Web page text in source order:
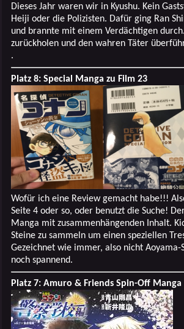
Dieses Jahr waren wir in Kyushu. Kein
Heiji oder die Polizisten. Dafür ging Ran
und brannte mit einem Verdächtigen
zurückholen und den wahren Täter
.
Platz 8: Special Manga zu Film 23
Wofür ich eine Review gemacht habe!!!
Seite 4 oder so, oder benutzt die Suche!
Manga mit zusammenhängenden Inhalt.
Steine zu sammeln um einen speziellen
Gezeichnet wie immer, also nicht
noch spannend.
Platz 7: Amuro & Friends Spin-Off Manga